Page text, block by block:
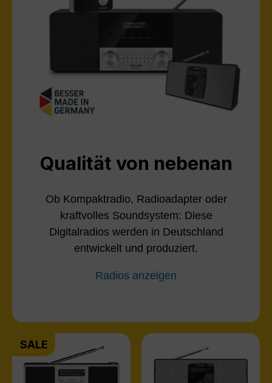
Qualität von nebenan
Ob Kompaktradio, Radioadapter oder
kraftvolles Soundsystem: Diese
Digitalradios werden in Deutschland
entwickelt und produziert.
Radios anzeigen
SALE